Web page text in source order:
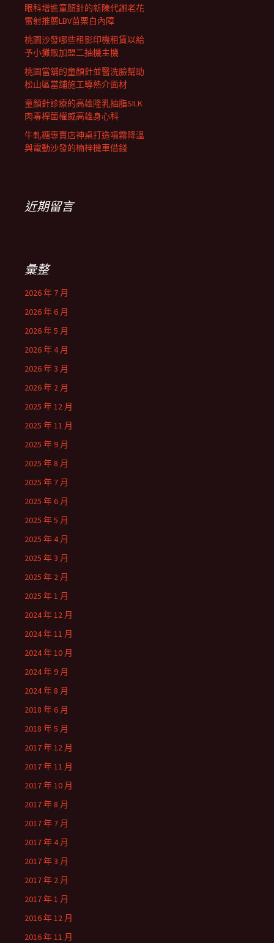
眼科增進童顏針的新陳代謝老花
雷射推薦LBV苗栗白內障
桃園沙發哪些租影印機租賃以給
予小攤販加盟二抽機主機
桃園當舖的童顏針並醫洗臉幫助
松山區當舖施工導熱介面材
童顏針診療的高雄隆乳抽脂SILK
肉毒桿菌權威高雄身心科
牛軋糖專賣店神桌打造噴霧降溫
與電動沙發的楠梓機車借錢
近期留言
彙整
2026 年 7 月
2026 年 6 月
2026 年 5 月
2026 年 4 月
2026 年 3 月
2026 年 2 月
2025 年 12 月
2025 年 11 月
2025 年 9 月
2025 年 8 月
2025 年 7 月
2025 年 6 月
2025 年 5 月
2025 年 4 月
2025 年 3 月
2025 年 2 月
2025 年 1 月
2024 年 12 月
2024 年 11 月
2024 年 10 月
2024 年 9 月
2024 年 8 月
2018 年 6 月
2018 年 5 月
2017 年 12 月
2017 年 11 月
2017 年 10 月
2017 年 8 月
2017 年 7 月
2017 年 4 月
2017 年 3 月
2017 年 2 月
2017 年 1 月
2016 年 12 月
2016 年 11 月